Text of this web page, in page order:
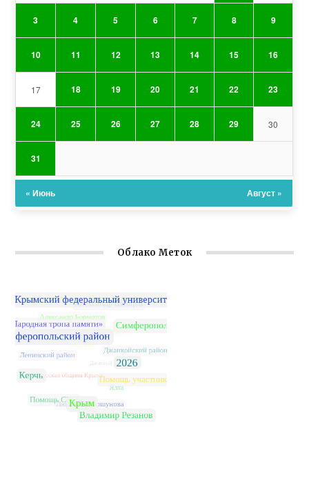
3 4 5 6 7 8 9
10 11 12 13 14 15 16
17 18 19 20 21 22 23
24 25 26 27 28 29 30
31
« Июнь Август »
Облако Меток